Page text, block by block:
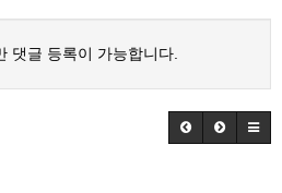
댓글 등록이 가능합니다.